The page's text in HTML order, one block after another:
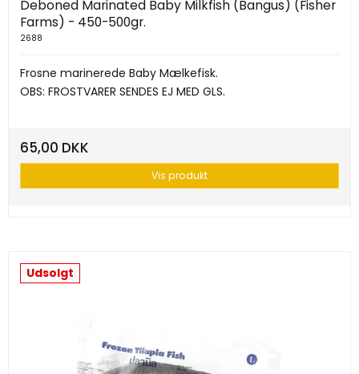
Deboned Marinated Baby Milkfish (Bangus) (Fisher
Farms) - 450-500gr.
2688
Frosne marinerede Baby Mælkefisk.
OBS: FROSTVARER SENDES EJ MED GLS.
65,00 DKK
Vis produkt
Udsolgt